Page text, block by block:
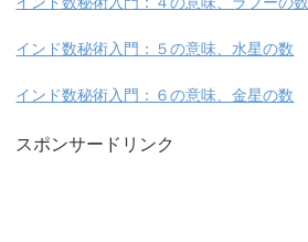
インド数秘術入門：５の意味、水星の数
インド数秘術入門：６の意味、金星の数
スポンサードリンク